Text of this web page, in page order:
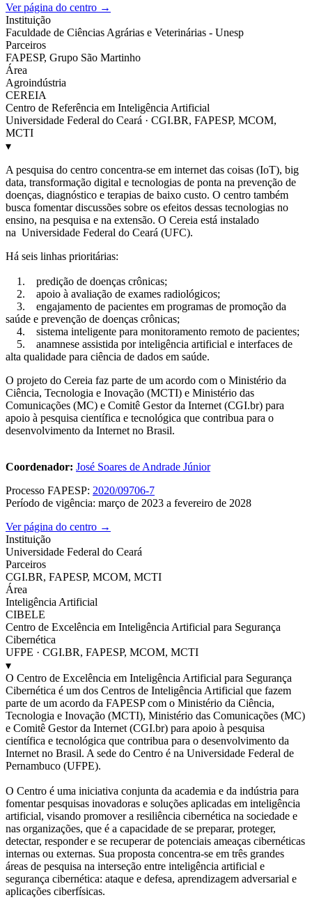
Ver página do centro →
Instituição
Faculdade de Ciências Agrárias e Veterinárias - Unesp
Parceiros
FAPESP, Grupo São Martinho
Área
Agroindústria
CEREIA
Centro de Referência em Inteligência Artificial
Universidade Federal do Ceará · CGI.BR, FAPESP, MCOM,
MCTI
▾
A pesquisa do centro concentra-se em internet das coisas (IoT), big
data, transformação digital e tecnologias de ponta na prevenção de
doenças, diagnóstico e terapias de baixo custo. O centro também
busca fomentar discussões sobre os efeitos dessas tecnologias no
ensino, na pesquisa e na extensão. O Cereia está instalado
na Universidade Federal do Ceará (UFC).
Há seis linhas prioritárias:
1. predição de doenças crônicas;
2. apoio à avaliação de exames radiológicos;
3. engajamento de pacientes em programas de promoção da
saúde e prevenção de doenças crônicas;
4. sistema inteligente para monitoramento remoto de pacientes;
5. anamnese assistida por inteligência artificial e interfaces de
alta qualidade para ciência de dados em saúde.
O projeto do Cereia faz parte de um acordo com o Ministério da
Ciência, Tecnologia e Inovação (MCTI) e Ministério das
Comunicações (MC) e Comitê Gestor da Internet (CGI.br) para
apoio à pesquisa científica e tecnológica que contribua para o
desenvolvimento da Internet no Brasil.
Coordenador: José Soares de Andrade Júnior
Processo FAPESP: 2020/09706-7
Período de vigência: março de 2023 a fevereiro de 2028
Ver página do centro →
Instituição
Universidade Federal do Ceará
Parceiros
CGI.BR, FAPESP, MCOM, MCTI
Área
Inteligência Artificial
CIBELE
Centro de Excelência em Inteligência Artificial para Segurança
Cibernética
UFPE · CGI.BR, FAPESP, MCOM, MCTI
▾
O Centro de Excelência em Inteligência Artificial para Segurança
Cibernética é um dos Centros de Inteligência Artificial que fazem
parte de um acordo da FAPESP com o Ministério da Ciência,
Tecnologia e Inovação (MCTI), Ministério das Comunicações (MC)
e Comitê Gestor da Internet (CGI.br) para apoio à pesquisa
científica e tecnológica que contribua para o desenvolvimento da
Internet no Brasil. A sede do Centro é na Universidade Federal de
Pernambuco (UFPE).
O Centro é uma iniciativa conjunta da academia e da indústria para
fomentar pesquisas inovadoras e soluções aplicadas em inteligência
artificial, visando promover a resiliência cibernética na sociedade e
nas organizações, que é a capacidade de se preparar, proteger,
detectar, responder e se recuperar de potenciais ameaças cibernéticas
internas ou externas. Sua proposta concentra-se em três grandes
áreas de pesquisa na interseção entre inteligência artificial e
segurança cibernética: ataque e defesa, aprendizagem adversarial e
aplicações ciberfísicas.